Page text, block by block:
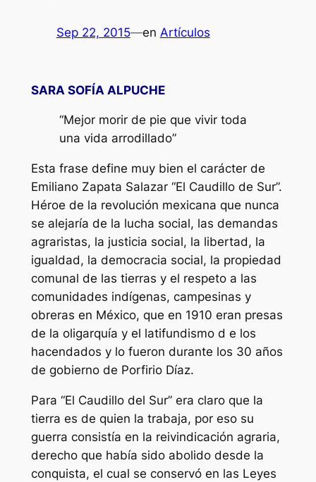
Sep 22, 2015—en Artículos
SARA SOFÍA ALPUCHE
“Mejor morir de pie que vivir toda
una vida arrodillado”
Esta frase define muy bien el carácter de
Emiliano Zapata Salazar “El Caudillo de Sur”.
Héroe de la revolución mexicana que nunca
se alejaría de la lucha social, las demandas
agraristas, la justicia social, la libertad, la
igualdad, la democracia social, la propiedad
comunal de las tierras y el respeto a las
comunidades indígenas, campesinas y
obreras en México, que en 1910 eran presas
de la oligarquía y el latifundismo d e los
hacendados y lo fueron durante los 30 años
de gobierno de Porfirio Díaz.
Para “El Caudillo del Sur” era claro que la
tierra es de quien la trabaja, por eso su
guerra consistía en la reivindicación agraria,
derecho que había sido abolido desde la
conquista, el cual se conservó en las Leyes